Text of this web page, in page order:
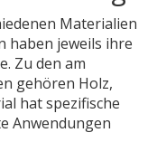
Materialien
haben jeweils ihre
Zu den am
gehören Holz,
hat spezifische
Anwendungen